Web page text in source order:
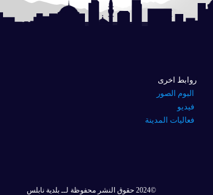
روابط اخرى
البوم الصور
فيديو
فعاليات المدينة
©2024 حقوق النشر محفوظة لــ بلدية نابلس